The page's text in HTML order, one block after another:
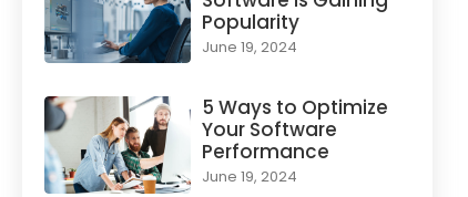
Popularity
June 19, 2024
5 Ways to Optimize
Your Software
Performance
June 19, 2024